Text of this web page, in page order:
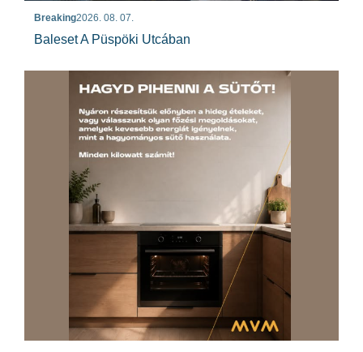
Breaking2026. 08. 07.
Baleset A Püspöki Utcában